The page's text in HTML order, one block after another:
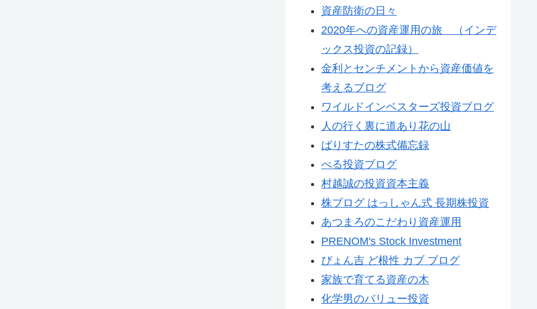
資産防衛の日々
2020年への資産運用の旅 （インデ
ックス投資の記録）
金利とセンチメントから資産価値を
考えるブログ
ワイルドインベスターズ投資ブログ
人の行く裏に道あり花の山
ばりすたの株式備忘録
べる投資ブログ
村越誠の投資資本主義
株ブログ はっしゃん式 長期株投資
あつまろのこだわり資産運用
PRENOM's Stock Investment
ぴょん吉 ど根性 カブ ブログ
家族で育てる資産の木
化学男のバリュー投資